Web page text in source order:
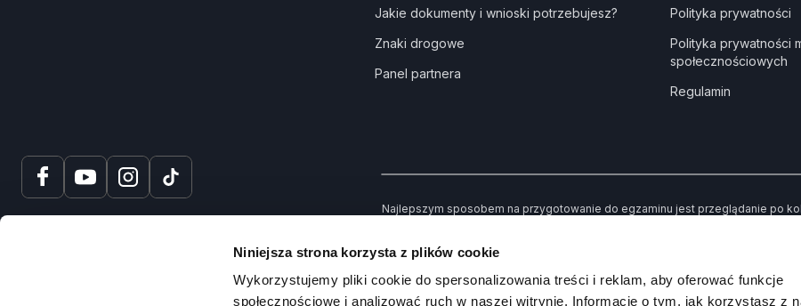
Niniejsza strona korzysta z plików cookie
Wykorzystujemy pliki cookie do spersonalizowania treści i reklam, aby oferować funkcje
społecznościowe i analizować ruch w naszej witrynie. Informacje o tym, jak korzystasz z
Jakie dokumenty i wnioski potrzebujesz?
Znaki drogowe
Panel partnera
Polityka prywatności
Polityka prywatności
społecznościowych
Regulamin
Najlepszym sposobem na przygotowanie do egzaminu jest przeglądanie po